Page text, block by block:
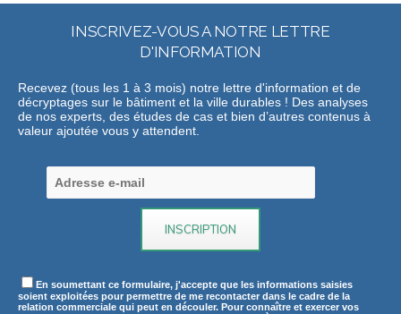
INSCRIVEZ-VOUS A NOTRE LETTRE
D'INFORMATION
Recevez (tous les 1 à 3 mois) notre lettre d'information et de
décryptages sur le bâtiment et la ville durables ! Des analyses
de nos experts, des études de cas et bien d’autres contenus à
valeur ajoutée vous y attendent.
En soumettant ce formulaire, j'accepte que les informations saisies
soient exploitées pour permettre de me recontacter dans le cadre de la
relation commerciale qui peut en découler. Pour connaître et exercer vos